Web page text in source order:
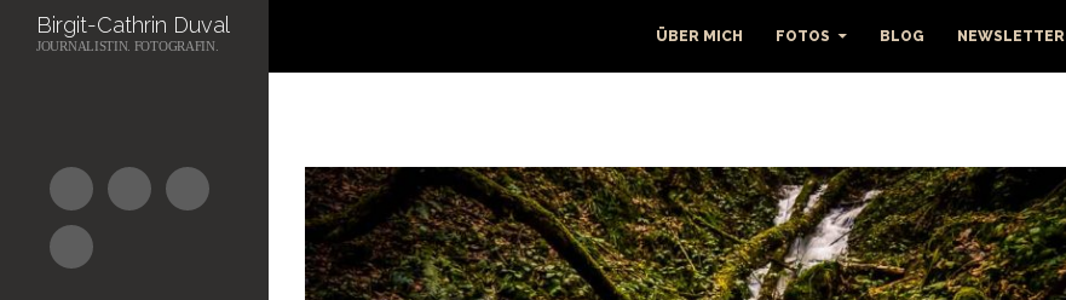
Suchen
ÜBER MICH FOTOS BLOG NEWSLETTER
Birgit-Cathrin Duval
JOURNALISTIN. FOTOGRAFIN.